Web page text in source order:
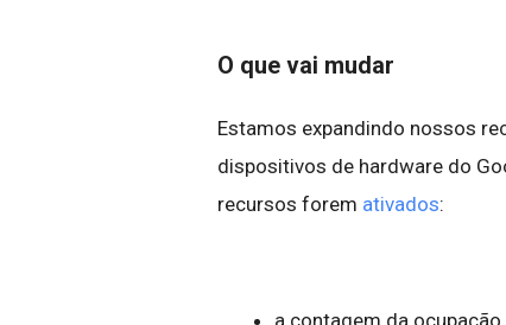
O que vai mudar
Estamos expandindo nossos
dispositivos de hardware do
recursos forem ativados:
a contagem da